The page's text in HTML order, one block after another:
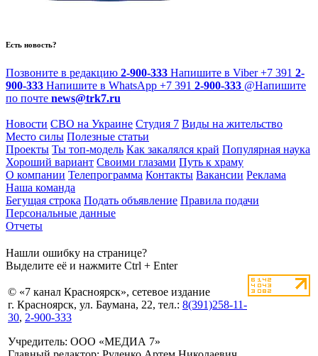
Есть новость?
Позвоните в редакцию 2-900-333 Напишите в Viber +7 391 2-
900-333 Напишите в WhatsApp +7 391 2-900-333 @Напишите
по почте news@trk7.ru
Новости СВО на Украине Студия 7 Виды на жительство
Место силы Полезные статьи
Проекты Ты топ-модель Как закалялся край Популярная наука
Хороший вариант Своими глазами Путь к храму
О компании Телепрограмма Контакты Вакансии Реклама
Наша команда
Бегущая строка Подать объявление Правила подачи
Персональные данные
Отчеты
Нашли ошибку на странице?
Выделите её и нажмите Ctrl + Enter
© «7 канал Красноярск», сетевое издание
г. Красноярск, ул. Баумана, 22, тел.: 8(391)258-11-
30, 2-900-333
Учредитель: ООО «МЕДИА 7»